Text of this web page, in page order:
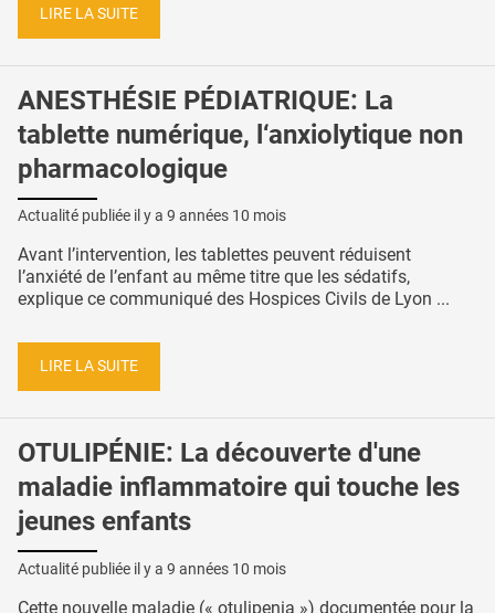
LIRE LA SUITE
ANESTHÉSIE PÉDIATRIQUE: La
tablette numérique, l‘anxiolytique non
pharmacologique
Actualité publiée il y a 9 années 10 mois
Avant l’intervention, les tablettes peuvent réduisent
l’anxiété de l’enfant au même titre que les sédatifs,
explique ce communiqué des Hospices Civils de Lyon ...
LIRE LA SUITE
OTULIPÉNIE: La découverte d'une
maladie inflammatoire qui touche les
jeunes enfants
Actualité publiée il y a 9 années 10 mois
Cette nouvelle maladie (« otulipenia ») documentée pour la